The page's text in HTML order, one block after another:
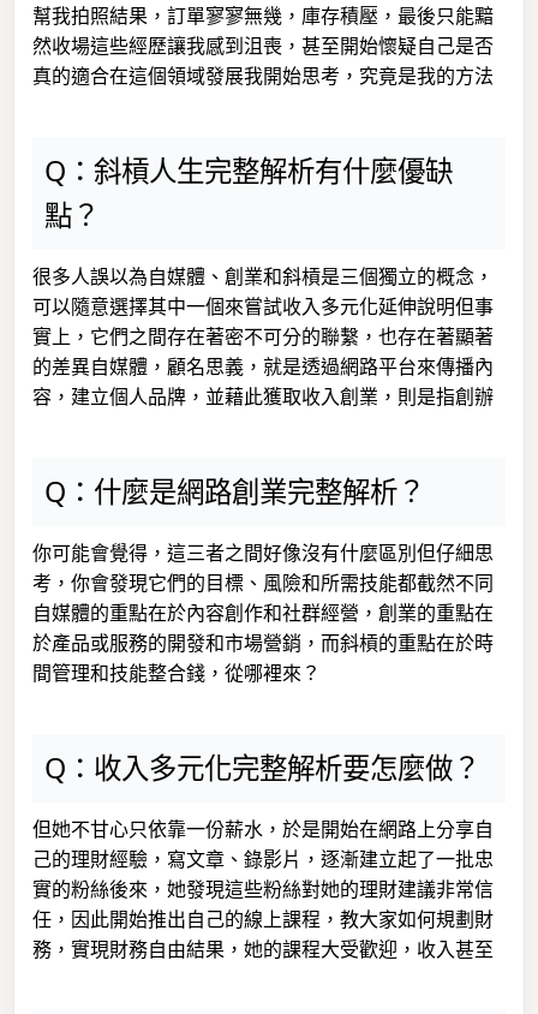
幫我拍照結果，訂單寥寥無幾，庫存積壓，最後只能黯
然收場這些經歷讓我感到沮喪，甚至開始懷疑自己是否
真的適合在這個領域發展我開始思考，究竟是我的方法
Q：斜槓人生完整解析有什麼優缺
點？
很多人誤以為自媒體、創業和斜槓是三個獨立的概念，
可以隨意選擇其中一個來嘗試收入多元化延伸說明但事
實上，它們之間存在著密不可分的聯繫，也存在著顯著
的差異自媒體，顧名思義，就是透過網路平台來傳播內
容，建立個人品牌，並藉此獲取收入創業，則是指創辦
Q：什麼是網路創業完整解析？
你可能會覺得，這三者之間好像沒有什麼區別但仔細思
考，你會發現它們的目標、風險和所需技能都截然不同
自媒體的重點在於內容創作和社群經營，創業的重點在
於產品或服務的開發和市場營銷，而斜槓的重點在於時
間管理和技能整合錢，從哪裡來？
Q：收入多元化完整解析要怎麼做？
但她不甘心只依靠一份薪水，於是開始在網路上分享自
己的理財經驗，寫文章、錄影片，逐漸建立起了一批忠
實的粉絲後來，她發現這些粉絲對她的理財建議非常信
任，因此開始推出自己的線上課程，教大家如何規劃財
務，實現財務自由結果，她的課程大受歡迎，收入甚至